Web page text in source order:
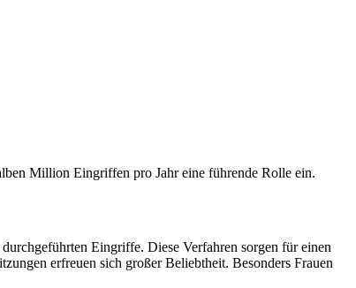
Million Eingriffen pro Jahr eine führende Rolle ein.
Eingriffe. Diese Verfahren sorgen für einen
erfreuen sich großer Beliebtheit. Besonders Frauen